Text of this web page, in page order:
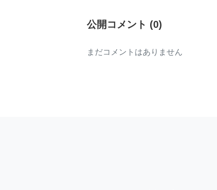
公開コメント (0)
まだコメントはありません